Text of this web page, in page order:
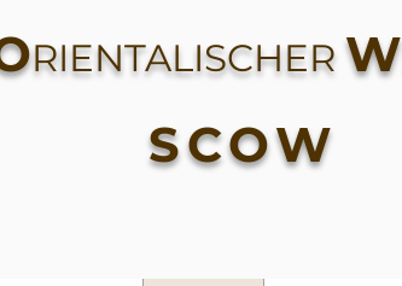
RIENTALISCHER W
SCOW